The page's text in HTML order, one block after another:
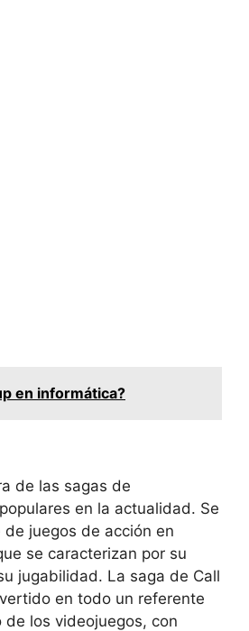
en informática?
de las sagas de
en la actualidad. Se
juegos de acción en
se caracterizan por su
jugabilidad. La saga de Call
en todo un referente
los videojuegos, con